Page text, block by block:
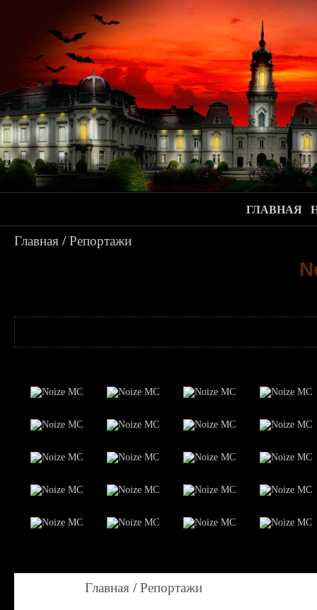
ГЛАВНАЯ
Главная /Репортажи
Главная /Репортажи